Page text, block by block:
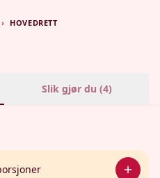
› HOVEDRETT
Slik gjør du (4)